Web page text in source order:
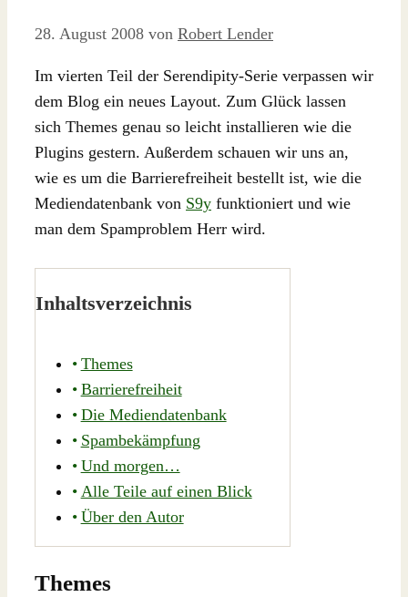
28. August 2008 von Robert Lender
Im vierten Teil der Serendipity-Serie verpassen wir
dem Blog ein neues Layout. Zum Glück lassen
sich Themes genau so leicht installieren wie die
Plugins gestern. Außerdem schauen wir uns an,
wie es um die Barrierefreiheit bestellt ist, wie die
Mediendatenbank von S9y funktioniert und wie
man dem Spamproblem Herr wird.
Inhaltsverzeichnis
Themes
Barrierefreiheit
Die Mediendatenbank
Spambekämpfung
Und morgen…
Alle Teile auf einen Blick
Über den Autor
Themes